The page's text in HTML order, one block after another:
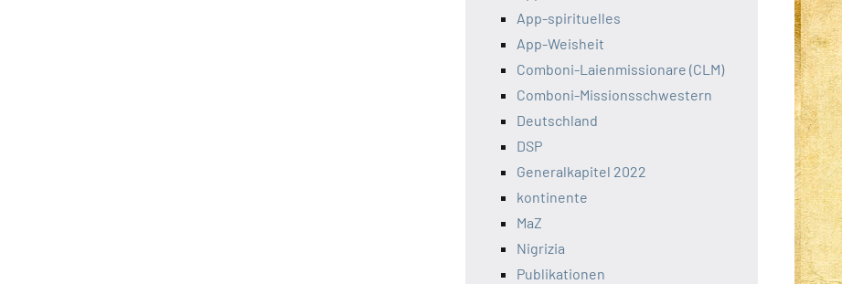
App-spirituelles
App-Weisheit
Comboni-Laienmissionare (CLM)
Comboni-Missionsschwestern
Deutschland
DSP
Generalkapitel 2022
kontinente
MaZ
Nigrizia
Publikationen